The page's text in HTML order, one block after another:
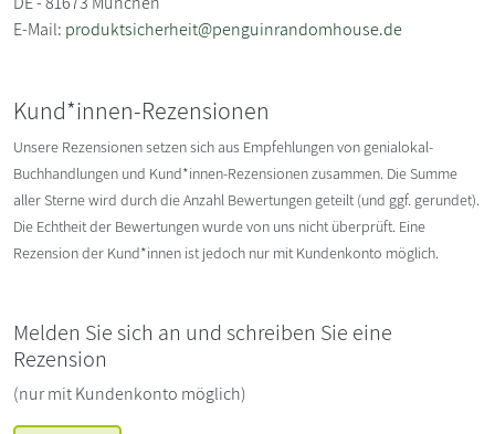
E-Mail: produktsicherheit@penguinrandomhouse.de
Kund*innen-Rezensionen
Unsere Rezensionen setzen sich aus Empfehlungen von genialokal-
Buchhandlungen und Kund*innen-Rezensionen zusammen. Die Summe
aller Sterne wird durch die Anzahl Bewertungen geteilt (und ggf. gerundet).
Die Echtheit der Bewertungen wurde von uns nicht überprüft. Eine
Rezension der Kund*innen ist jedoch nur mit Kundenkonto möglich.
Melden Sie sich an und schreiben Sie eine
Rezension
(nur mit Kundenkonto möglich)